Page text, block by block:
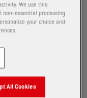
We use this
non-essential processing
your choice and
All Cookies